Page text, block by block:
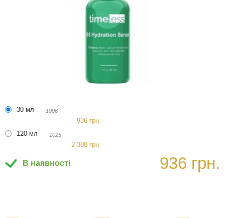
30 мл 1006
936 грн.
120 мл
1025
2 308 грн.
В наявності 936 грн.